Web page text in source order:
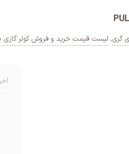
گری, لیست قیمت خرید و فروش کولر گازی 24000